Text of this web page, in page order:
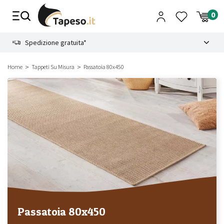
Spedizione gratuita*
Home Tappeti Su Misura Passatoia 80x450
Passatoia 80x450